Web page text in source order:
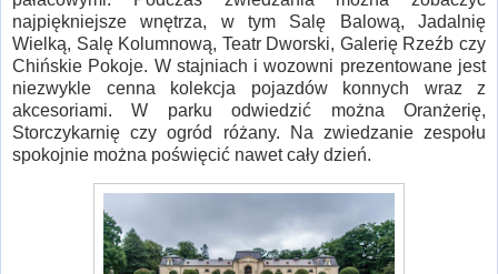
najpiękniejsze wnętrza, w tym Salę Balową, Jadalnię
Wielką, Salę Kolumnową, Teatr Dworski, Galerię Rzeźb czy
Chińskie Pokoje. W stajniach i wozowni prezentowane jest
niezwykle cenna kolekcja pojazdów konnych wraz z
akcesoriami. W parku odwiedzić można Oranżerię,
Storczykarnię czy ogród różany. Na zwiedzanie zespołu
spokojnie można poświęcić nawet cały dzień.